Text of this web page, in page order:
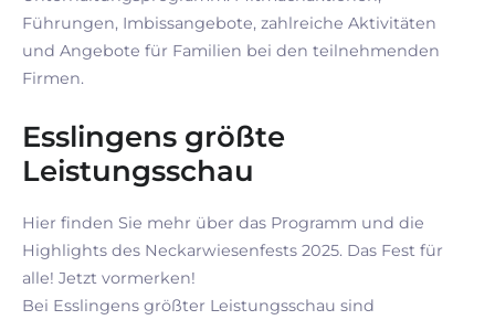
Führungen, Imbissangebote, zahlreiche Aktivitäten
und Angebote für Familien bei den teilnehmenden
Firmen.
Esslingens größte
Leistungsschau
Hier finden Sie mehr über das Programm und die
Highlights des Neckarwiesenfests 2025. Das Fest für
alle! Jetzt vormerken!
Bei Esslingens größter Leistungsschau sind